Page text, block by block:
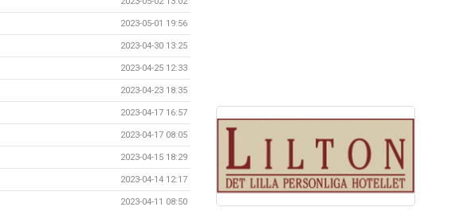
2023-05-01 19:56
2023-04-30 13:25
2023-04-25 12:33
2023-04-23 18:35
2023-04-17 16:57
2023-04-17 08:05
2023-04-15 18:29
2023-04-14 12:17
2023-04-11 08:50